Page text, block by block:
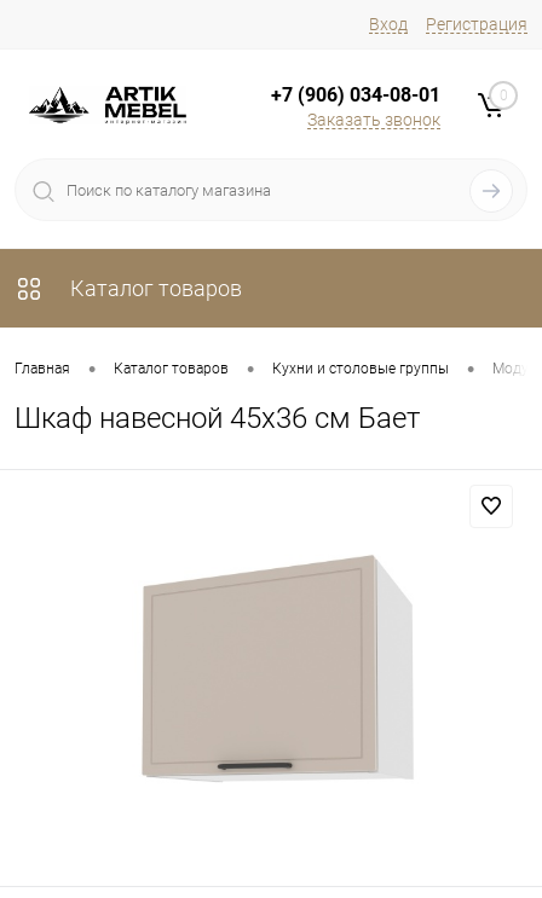
Вход Регистрация
+7 (906) 034-08-01
Заказать звонок
0
Каталог товаров
Главная • Каталог товаров • Кухни и столовые группы •
Шкаф навесной 45х36 см Бает